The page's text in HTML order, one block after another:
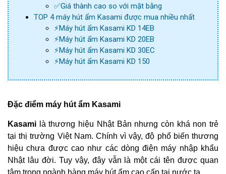
✅Giá thành cao so với mặt bằng
TOP 4 máy hút ẩm Kasami được mua nhiều nhất
⚡️Máy hút ẩm Kasami KD 14EB
⚡️Máy hút ẩm Kasami KD 20EB
⚡️Máy hút ẩm Kasami KD 30EC
⚡️Máy hút ẩm Kasami KD 150
Đặc điểm máy hút ẩm Kasami
Kasami là thương hiệu Nhật Bản nhưng còn khá non trẻ
tại thị trường Việt Nam. Chính vì vậy, độ phổ biến thương
hiệu chưa được cao như các dòng điện máy nhập khẩu
Nhật lâu đời. Tuy vậy, đây vẫn là một cái tên được quan
tâm trong ngành hàng máy hút ẩm cao cấp tại nước ta.